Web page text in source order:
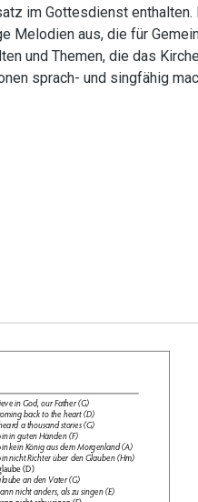
im Gottesdienst enthalten.
Melodien aus, die für
und Themen, die das
sprach- und singfähig